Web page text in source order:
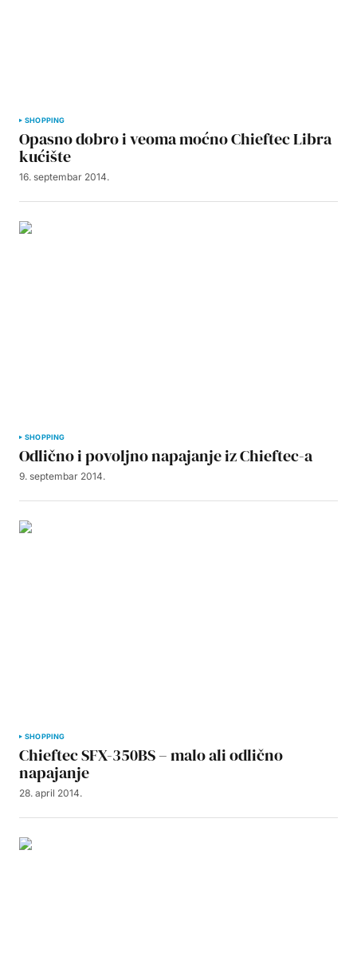
SHOPPING
Opasno dobro i veoma moćno Chieftec Libra
kućište
16. septembar 2014.
SHOPPING
Odlično i povoljno napajanje iz Chieftec-a
9. septembar 2014.
SHOPPING
Chieftec SFX-350BS – malo ali odlično
napajanje
28. april 2014.